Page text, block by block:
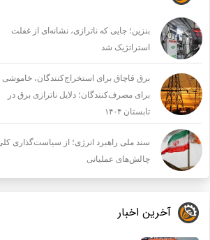
بنزین؛ جایی که ناترازی، نشانه‌ای از غفلت
استراتژیک شد
برق قاچاق برای استخراج‌کنندگان، خاموشی
برای مصرف‌کنندگان؛ دلایل ناترازی برق در
تابستان ۱۴۰۴
سند ملی راهبرد انرژی؛ از سیاست‌گذاری
چالش‌های عملیاتی
آخرین اخبار